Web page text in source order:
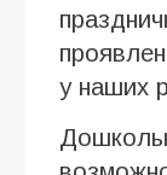
у наших